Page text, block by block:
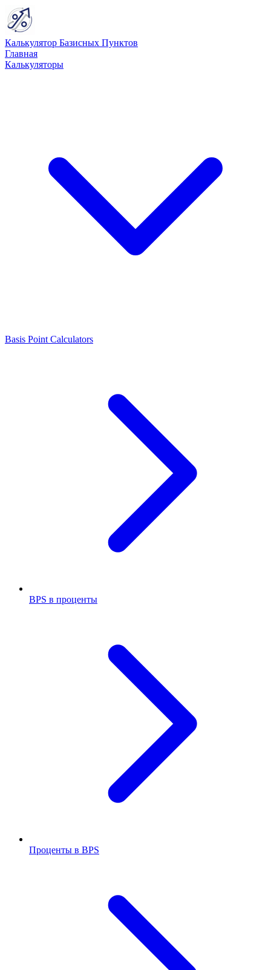
Калькулятор Базисных Пунктов
Главная
Калькуляторы
Basis Point Calculators
BPS в проценты
Проценты в BPS